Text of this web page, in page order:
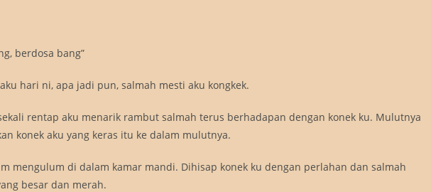
berdosa bang”
hari ni, apa jadi pun, salmah mesti aku kongkek.
rentap aku menarik rambut salmah terus berhadapan dengan konek ku. Mulutnya
konek aku yang keras itu ke dalam mulutnya.
mengulum di dalam kamar mandi. Dihisap konek ku dengan perlahan dan salmah
besar dan merah.